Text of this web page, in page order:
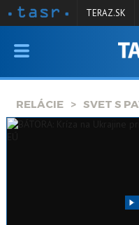
VYSIELANIE
SPRAVODAJSTVO
TERAZ.SK
RELÁCIE SVET S